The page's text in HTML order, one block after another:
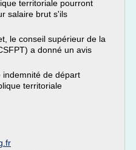
territoriale pourront
salaire brut s'ils
le conseil supérieur de la
a donné un avis
indemnité de départ
territoriale